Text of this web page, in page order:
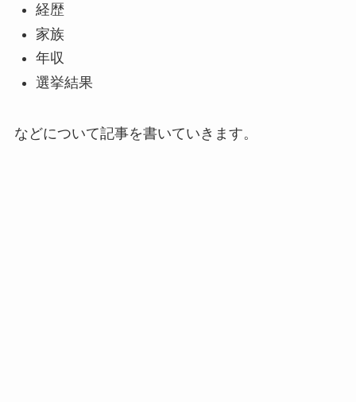
経歴
家族
年収
選挙結果
などについて記事を書いていきます。